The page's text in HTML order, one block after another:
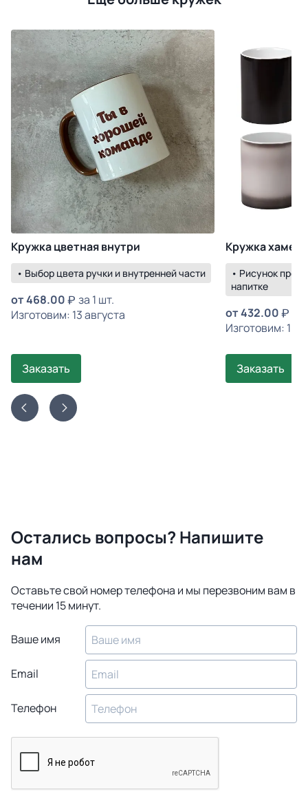
Кружка цветная внутри
• Выбор цвета ручки и внутренней части
от468.00
за 1 шт.
Изготовим: 13 августа
Заказать
Кружка
• Рисунок
напитке
от432.00
Изготовим: 18
Заказать
Остались вопросы? Напишите
нам
Оставьте свой номер телефона и мы перезвоним вам в
течении 15 минут.
Ваше имя
Email
Телефон